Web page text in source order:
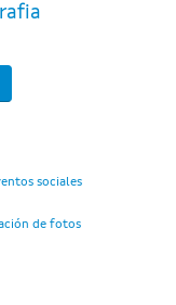
sociales
de fotos